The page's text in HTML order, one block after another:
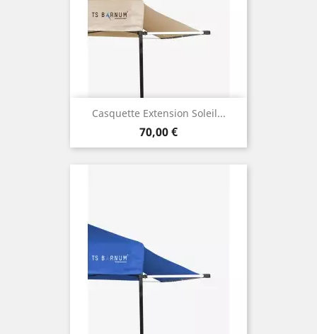
Casquette Extension Soleil...
Prix
70,00 €